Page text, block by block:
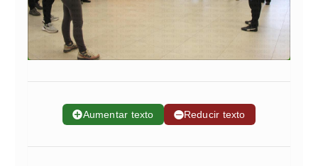
➕Aumentar texto ➖Reducir texto